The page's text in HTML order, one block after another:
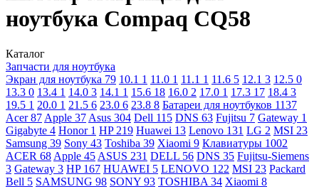
ноутбука Compaq CQ58
Каталог
Запчасти для ноутбука
Экран для ноутбука 79 10.1 1 11.0 1 11.1 1 11.6 5 12.1 3 12.5 0
13.3 0 13.4 1 14.0 3 14.1 1 15.6 18 16.0 2 17.0 1 17.3 17 18.4 3
19.5 1 20.0 1 21.5 6 23.0 6 23.8 8 Батареи для ноутбуков 1137
Acer87 Apple 37 Asus 304 Dell 115 DNS 63 Fujitsu 7 Gateway 1
Gigabyte 4 Honor 1 HP 219 Huawei 13 Lenovo 131 LG 2 MSI 23
Samsung 39 Sony 43 Toshiba 39 Xiaomi 9 Клавиатуры 1002
ACER 68 Apple 45 ASUS 231 DELL 56 DNS 35 Fujitsu-Siemens
3 Gateway 3 HP 167 HUAWEI 5 LENOVO 122 MSI 23 Packard
Bell 5 SAMSUNG 98 SONY 93 TOSHIBA 34 Xiaomi 8